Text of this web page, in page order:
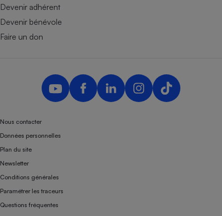
Devenir adhérent
Devenir bénévole
Faire un don
Nous contacter
Données personnelles
Plan du site
Newsletter
Conditions générales
Paramétrer les traceurs
Questions fréquentes